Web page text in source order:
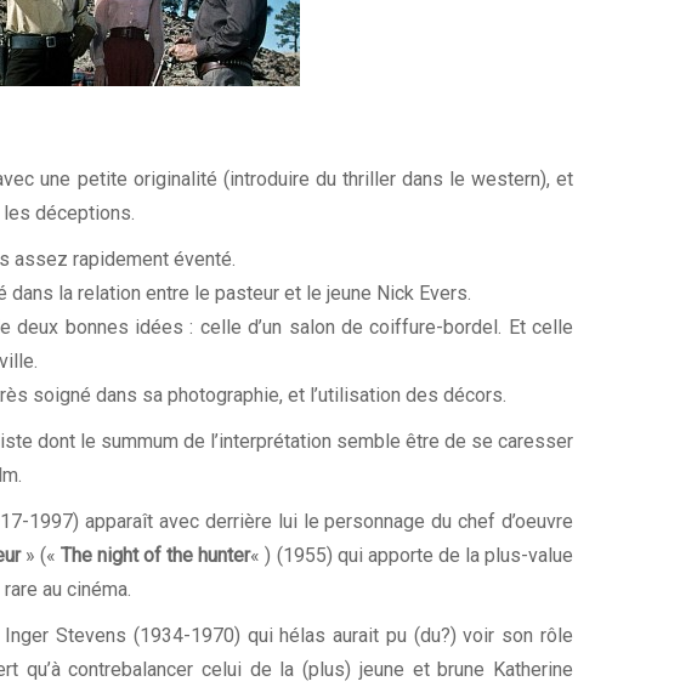
une petite originalité (introduire du thriller dans le western), et
déceptions.
assez rapidement éventé.
la relation entre le pasteur et le jeune Nick Evers.
deux bonnes idées : celle d’un salon de coiffure-bordel. Et celle
soigné dans sa photographie, et l’utilisation des décors.
dont le summum de l’interprétation semble être de se caresser
1997) apparaît avec derrière lui le personnage du chef d’oeuvre
» (« The night of the hunter« ) (1955) qui apporte de la plus-value
au cinéma.
Stevens (1934-1970) qui hélas aurait pu (du?) voir son rôle
qu’à contrebalancer celui de la (plus) jeune et brune Katherine